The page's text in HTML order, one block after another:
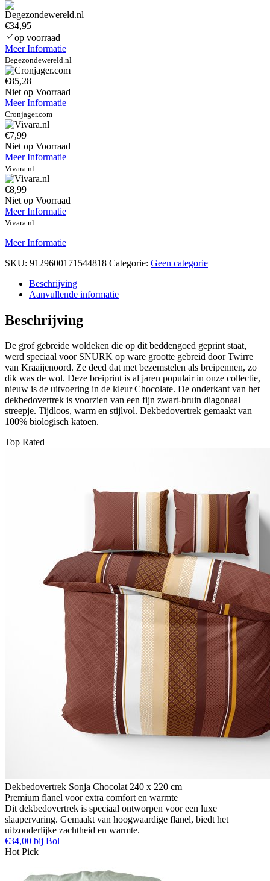
€34,95
op voorraad
Meer Informatie
Degezondewereld.nl
€85,28
Niet op Voorraad
Meer Informatie
Cronjager.com
€7,99
Niet op Voorraad
Meer Informatie
Vivara.nl
€8,99
Niet op Voorraad
Meer Informatie
Vivara.nl
Meer Informatie
SKU: 9129600171544818 Categorie: Geen categorie
Beschrijving
Aanvullende informatie
Beschrijving
De grof gebreide woldeken die op dit beddengoed geprint staat,
werd speciaal voor SNURK op ware grootte gebreid door Twirre
van Kraaijenoord. Ze deed dat met bezemstelen als breipennen, zo
dik was de wol. Deze breiprint is al jaren populair in onze collectie,
nieuw is de uitvoering in de kleur Chocolate. De onderkant van het
dekbedovertrek is voorzien van een fijn zwart-bruin diagonaal
streepje. Tijdloos, warm en stijlvol. Dekbedovertrek gemaakt van
100% biologisch katoen.
Top Rated
Dekbedovertrek Sonja Chocolat 240 x 220 cm
Premium flanel voor extra comfort en warmte
Dit dekbedovertrek is speciaal ontworpen voor een luxe
slaapervaring. Gemaakt van hoogwaardige flanel, biedt het
uitzonderlijke zachtheid en warmte.
€34,00 bij Bol
Hot Pick